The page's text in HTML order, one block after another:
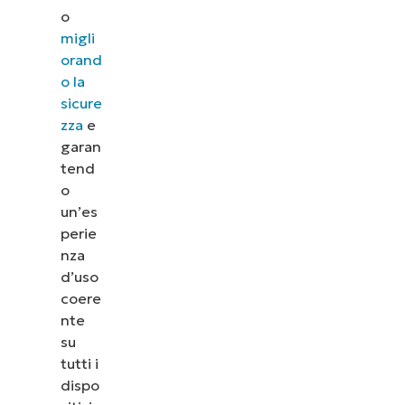
o
migli
orand
o la
sicure
zza e
garan
tend
o
un’es
perie
nza
d’uso
coere
nte
su
tutti i
dispo